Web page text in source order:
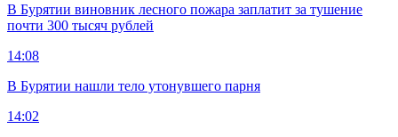
В Бурятии виновник лесного пожара заплатит за тушение
почти 300 тысяч рублей
14:08
В Бурятии нашли тело утонувшего парня
14:02